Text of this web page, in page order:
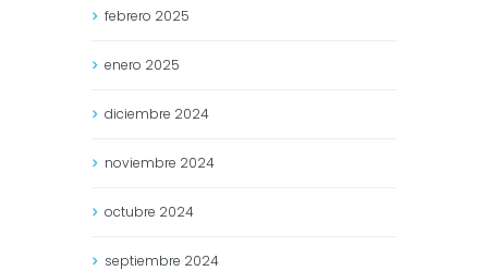
febrero 2025
enero 2025
diciembre 2024
noviembre 2024
octubre 2024
septiembre 2024